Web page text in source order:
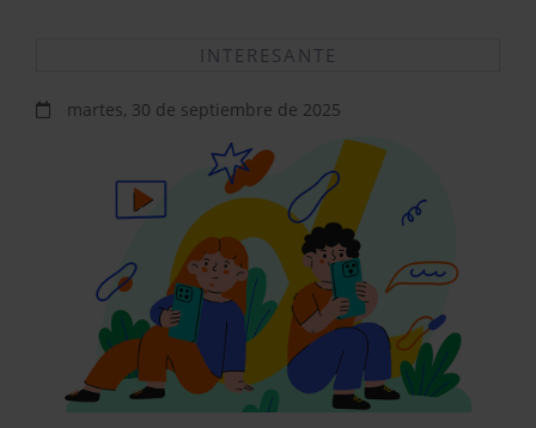
INTERESANTE
martes, 30 de septiembre de 2025